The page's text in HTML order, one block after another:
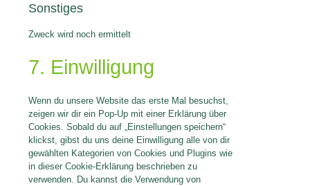
google-
Sonstiges
Zweck wird noch ermittelt
to
sonstiges
7. Einwilligung
Wenn du unsere Website das erste Mal besuchst,
zeigen wir dir ein Pop-Up mit einer Erklärung über
Cookies. Sobald du auf „Einstellungen speichern“
klickst, gibst du uns deine Einwilligung alle von dir
gewählten Kategorien von Cookies und Plugins wie
in dieser Cookie-Erklärung beschrieben zu
verwenden. Du kannst die Verwendung von